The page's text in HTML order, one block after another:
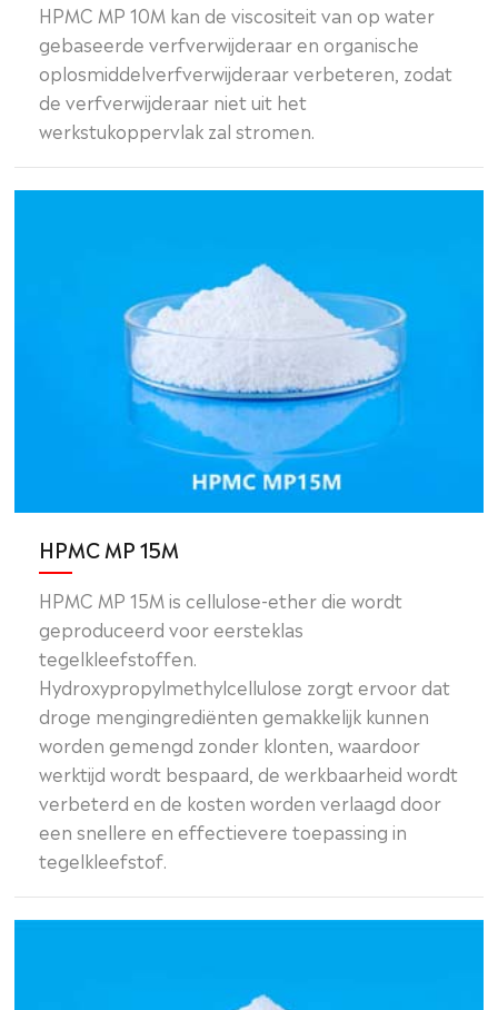
HPMC MP 10M kan de viscositeit van op water
gebaseerde verfverwijderaar en organische
oplosmiddelverfverwijderaar verbeteren, zodat
de verfverwijderaar niet uit het
werkstukoppervlak zal stromen.
HPMC MP 15M
HPMC MP 15M is cellulose-ether die wordt
geproduceerd voor eersteklas
tegelkleefstoffen.
Hydroxypropylmethylcellulose zorgt ervoor dat
droge mengingrediënten gemakkelijk kunnen
worden gemengd zonder klonten, waardoor
werktijd wordt bespaard, de werkbaarheid wordt
verbeterd en de kosten worden verlaagd door
een snellere en effectievere toepassing in
tegelkleefstof.